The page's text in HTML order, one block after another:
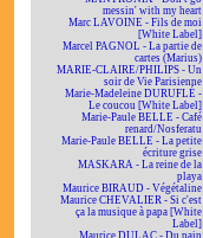
messin' with my heart
Marc LAVOINE - Fils de moi
[White Label]
Marcel PAGNOL - La partie de
cartes (Marius)
MARIE-CLAIRE/PHILIPS - Un
soir de Vie Parisienne
Marie-Madeleine DURUFLÉ -
Le coucou [White Label]
Marie-Paule BELLE - Café
renard/Nosferatu
Marie-Paule BELLE - La petite
écriture grise
MASKARA - La reine de la
playa
Maurice BIRAUD - Végétaline
Maurice CHEVALIER - Si c'est
ça la musique à papa [White
Label]
Maurice DULAC - Du pain